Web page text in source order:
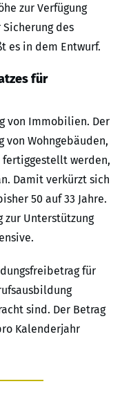
zur Verfügung
des
es in dem Entwurf.
für
von Immobilien. Der
von Wohngebäuden,
fertiggestellt werden,
Damit verkürzt sich
50 auf 33 Jahre.
zur Unterstützung
für
sind. Der Betrag
Kalenderjahr